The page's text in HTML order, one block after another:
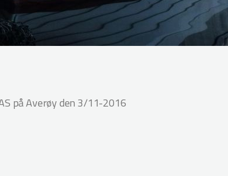
på Averøy den 3/11-2016